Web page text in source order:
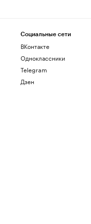
Социальные сети
ВКонтакте
Одноклассники
Telegram
Дзен